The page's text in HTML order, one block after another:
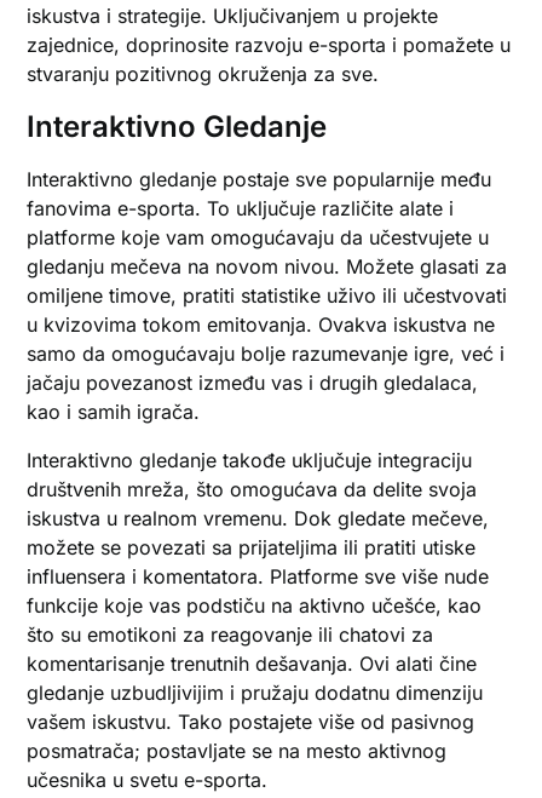
iskustva i strategije. Uključivanjem u projekte
zajednice, doprinosite razvoju e-sporta i pomažete u
stvaranju pozitivnog okruženja za sve.
Interaktivno Gledanje
Interaktivno gledanje postaje sve popularnije među
fanovima e-sporta. To uključuje različite alate i
platforme koje vam omogućavaju da učestvujete u
gledanju mečeva na novom nivou. Možete glasati za
omiljene timove, pratiti statistike uživo ili učestvovati
u kvizovima tokom emitovanja. Ovakva iskustva ne
samo da omogućavaju bolje razumevanje igre, već i
jačaju povezanost između vas i drugih gledalaca,
kao i samih igrača.
Interaktivno gledanje takođe uključuje integraciju
društvenih mreža, što omogućava da delite svoja
iskustva u realnom vremenu. Dok gledate mečeve,
možete se povezati sa prijateljima ili pratiti utiske
influensera i komentatora. Platforme sve više nude
funkcije koje vas podstiču na aktivno učešće, kao
što su emotikoni za reagovanje ili chatovi za
komentarisanje trenutnih dešavanja. Ovi alati čine
gledanje uzbudljivijim i pružaju dodatnu dimenziju
vašem iskustvu. Tako postajete više od pasivnog
posmatrača; postavljate se na mesto aktivnog
učesnika u svetu e-sporta.